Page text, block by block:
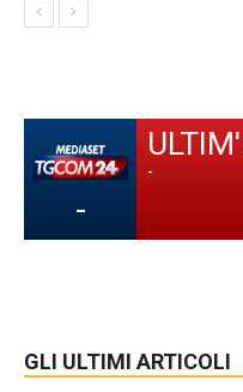
-
-
GLI ULTIMI ARTICOLI